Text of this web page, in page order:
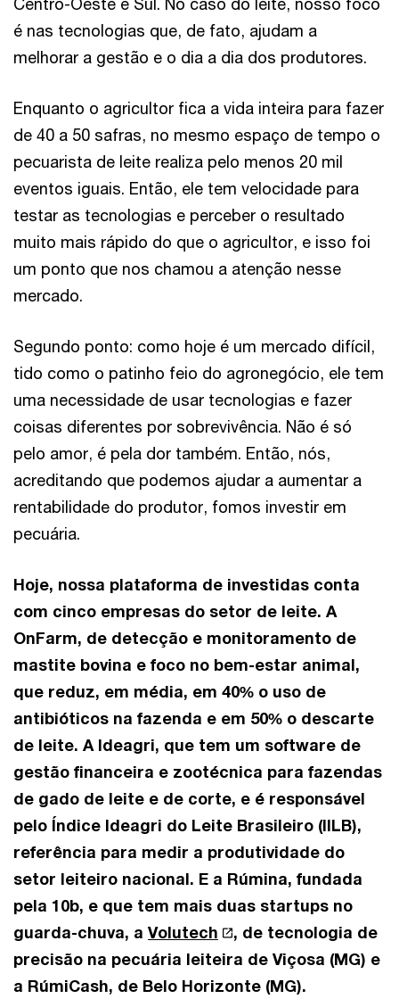
é nas tecnologias que, de fato, ajudam a
melhorar a gestão e o dia a dia dos produtores.
Enquanto o agricultor fica a vida inteira para fazer
de 40 a 50 safras, no mesmo espaço de tempo o
pecuarista de leite realiza pelo menos 20 mil
eventos iguais. Então, ele tem velocidade para
testar as tecnologias e perceber o resultado
muito mais rápido do que o agricultor, e isso foi
um ponto que nos chamou a atenção nesse
mercado.
Segundo ponto: como hoje é um mercado difícil,
tido como o patinho feio do agronegócio, ele tem
uma necessidade de usar tecnologias e fazer
coisas diferentes por sobrevivência. Não é só
pelo amor, é pela dor também. Então, nós,
acreditando que podemos ajudar a aumentar a
rentabilidade do produtor, fomos investir em
pecuária.
Hoje, nossa plataforma de investidas conta
com cinco empresas do setor de leite. A
OnFarm, de detecção e monitoramento de
mastite bovina e foco no bem-estar animal,
que reduz, em média, em 40% o uso de
antibióticos na fazenda e em 50% o descarte
de leite. A Ideagri, que tem um software de
gestão financeira e zootécnica para fazendas
de gado de leite e de corte, e é responsável
pelo Índice Ideagri do Leite Brasileiro (IILB),
referência para medir a produtividade do
setor leiteiro nacional. E a Rúmina, fundada
pela 10b, e que tem mais duas startups no
guarda-chuva, a Volutech
, de tecnologia de
precisão na pecuária leiteira de Viçosa (MG) e
a RúmiCash, de Belo Horizonte (MG).